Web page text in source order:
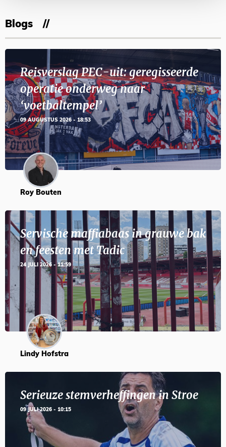
Blogs
Reisverslag PEC-uit: geregisseerde
operatie onderweg naar
‘voetbaltempel’
09 AUGUSTUS 2026 - 18:53
Roy Bouten
Servische maffiabaas in grauwe bak
en feesten met Tadic
24 JULI 2026 - 11:59
Lindy Hofstra
Serieuze stemverheffingen in Stroe
09 JULI 2026 - 10:15